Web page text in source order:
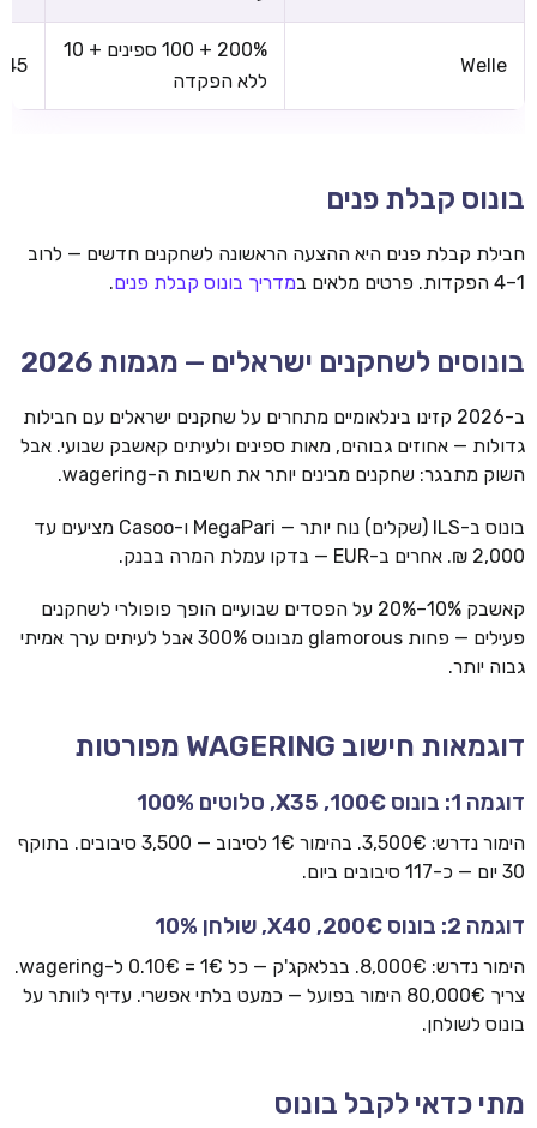
Welle
200% + 100 ספינים + 10
ללא הפקדה
בונוס קבלת פנים
חבילת קבלת פנים היא ההצעה הראשונה לשחקנים חדשים — לרוב
1–4 הפקדות. פרטים מלאים ב
מדריך בונוס קבלת פנים.
בונוסים לשחקנים ישראלים — מגמות 2026
ב-2026 קזינו בינלאומיים מתחרים על שחקנים ישראלים עם חבילות
גדולות — אחוזים גבוהים, מאות ספינים ולעיתים קאשבק שבועי. אבל
השוק מתבגר: שחקנים מבינים יותר את חשיבות ה-wagering.
בונוס ב-ILS (שקלים) נוח יותר — MegaPari ו-Casoo מציעים עד
2,000 ₪. אחרים ב-EUR — בדקו עמלת המרה בבנק.
קאשבק 10%–20% על הפסדים שבועיים הופך פופולרי לשחקנים
פעילים — פחות glamorous מבונוס 300% אבל לעיתים ערך אמיתי
גבוה יותר.
דוגמאות חישוב WAGERING מפורטות
דוגמה 1: בונוס 100€, X35, סלוטים 100%
הימור נדרש: 3,500€. בהימור 1€ לסיבוב — 3,500 סיבובים. בתוקף
30 יום — כ-117 סיבובים ביום.
דוגמה 2: בונוס 200€, X40, שולחן 10%
הימור נדרש: 8,000€. בבלאקג'ק — כל 1€ = 0.10€ ל-wagering.
צריך 80,000€ הימור בפועל — כמעט בלתי אפשרי. עדיף לוותר על
בונוס לשולחן.
מתי כדאי לקבל בונוס